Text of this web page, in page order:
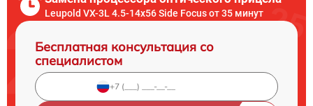
Leupold VX-3L 4.5-14x56 Side Focus от 35 минут
Бесплатная консультация со
специалистом